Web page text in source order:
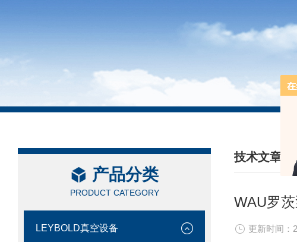
产品分类
PRODUCT CATEGORY
LEYBOLD真空设备
技术文章
/ TECHNICAL
WAU罗
更新时间